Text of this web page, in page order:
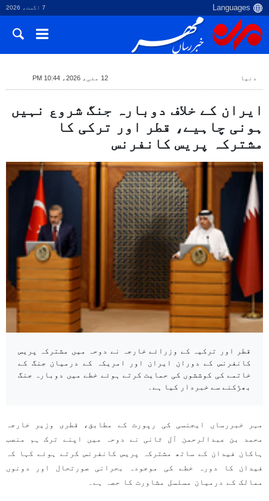
7 اگست، 2026
دنیا 12 مئی، 2026، 10:44 PM
ایران کے خلاف دوبارہ جنگ شروع نہیں
ہونی چاہیے، قطر اور ترکی کا
مشترکہ پریس کانفرنس
قطر اور ترکیہ کے وزرائے خارجہ نے دوحہ میں مشترکہ پریس
کانفرنس کے دوران ایران اور امریکہ کے درمیان جنگ کے
خاتمے کی کوششوں کی حمایت کرتے ہوئے خطے میں دوبارہ جنگ
بھڑکنے سے خبردار کیا ہے۔
مہر خبررساں ایجنسی کی رپورٹ کے مطابق، قطری وزیر خارجہ
محمد بن عبدالرحمن آل ثانی نے دوحہ میں اپنے ترک ہم منصب
ہاکان فیدان کے ساتھ مشترکہ پریس کانفرنس کرتے ہوئے کہا کہ
فیدان کا دورہ خطے کی موجودہ بحرانی صورتحال اور دونوں
ممالک کے درمیان مسلسل مشاورت کا حصہ ہے۔